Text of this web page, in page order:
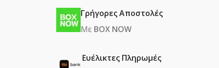
Γρήγορες Αποστολές
Με BOX NOW
Ευέλικτες Πληρωμές